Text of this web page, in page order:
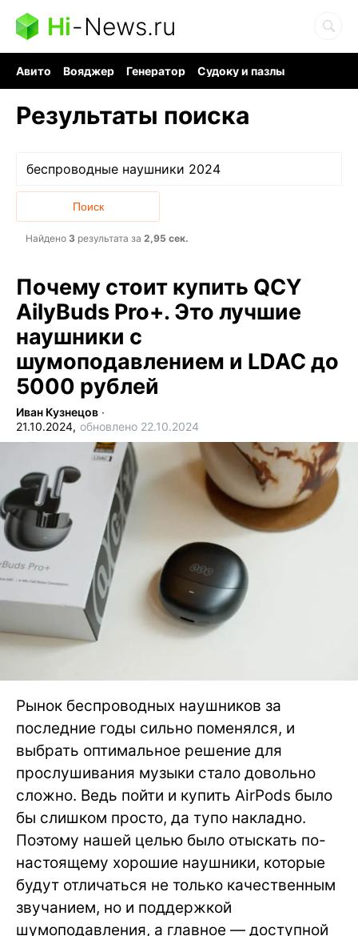
Hi-News.ru
Авито Вояджер Генератор
Судоку и пазлы
Результаты поиска
Найдено 3 результата за 2,95 сек.
Почему стоит купить QCY
AilyBuds Pro+. Это лучшие
наушники с
шумоподавлением и LDAC до
5000 рублей
Иван Кузнецов ∙
21.10.2024, обновлено 22.10.2024
Рынок беспроводных наушников за
последние годы сильно поменялся, и
выбрать оптимальное решение для
прослушивания музыки стало довольно
сложно. Ведь пойти и купить AirPods было
бы слишком просто, да тупо накладно.
Поэтому нашей целью было отыскать по-
настоящему хорошие наушники, которые
будут отличаться не только качественным
звучанием, но и поддержкой
шумоподавления, а главное — доступной